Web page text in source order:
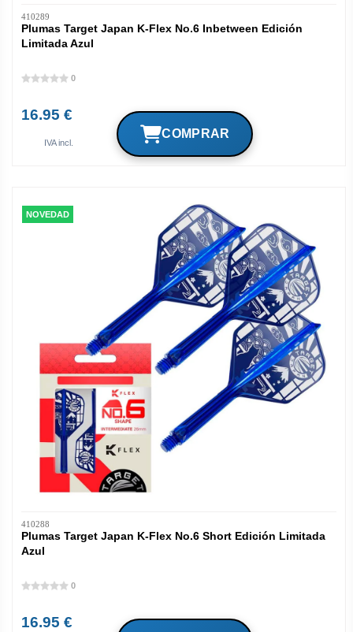
410289
Plumas Target Japan K-Flex No.6 Inbetween Edición
Limitada Azul
0
16.95 €
IVA incl.
NOVEDAD
410288
Plumas Target Japan K-Flex No.6 Short Edición Limitada
Azul
0
16.95 €